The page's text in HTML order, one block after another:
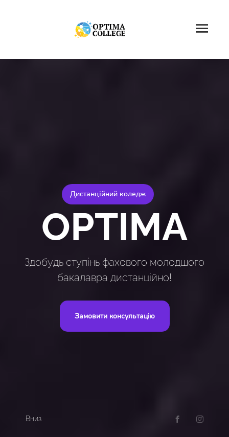
Дистанційний коледж
OPTIMA
Здобудь ступінь фахового молодшого
бакалавра дистанційно!
Замовити консультацію
Вниз